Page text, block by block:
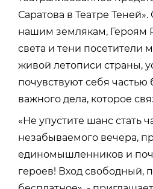
Саратова в Театре
нашим землякам, Героям
света и тени посетители
живой летописи страны,
почувствуют себя частью
важного дела, которое
«Не упустите шанс стать
незабываемого вечера,
единомышленников и
героев! Вход свободный,